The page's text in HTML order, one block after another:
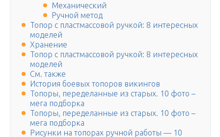
Механический
Ручной метод
Топор с пластмассовой ручкой: 8 интересных
моделей
Хранение
Топор с пластмассовой ручкой: 8 интересных
моделей
См. также
История боевых топоров викингов
Топоры, переделанные из старых. 10 фото –
мега подборка
Топоры, переделанные из старых. 10 фото –
мега подборка
Рисунки на топорах ручной работы — 10